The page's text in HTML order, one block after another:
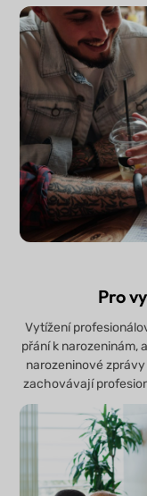
Pro
Vytížení
přání k narozeninám,
narozeninové
zachovávají